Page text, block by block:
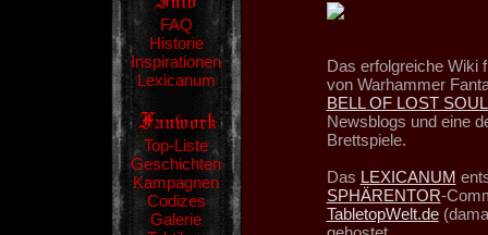
FAQ
Historie
Inspirationen
Lexicanum
Top-Liste
Geschichten
Kampagnen
Codizes
Galerie
Das erfolgreiche Wiki
von Warhammer
BELL OF LOST
Newsblogs und eine
Brettspiele.
Das LEXICANUM
SPHÄRENTOR-
TabletopWelt.de